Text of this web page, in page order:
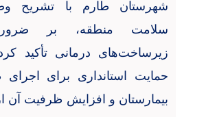
شهرستان طارم با تشریح
سلامت منطقه، بر
زیرساخت‌های درمانی تأکید
حمایت استانداری برای
بیمارستان و افزایش ظرفیت آن